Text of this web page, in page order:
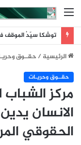
القائمة
توشكا سيّدُ الموقف
الرئيسية/حقــوق
حقــوق وحريـات
مركز
الانسان
الحقوقي